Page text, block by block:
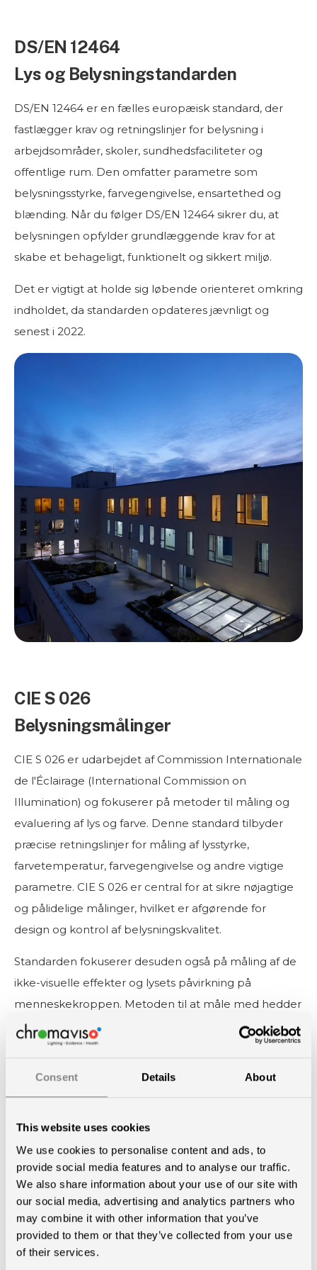
Consent Details About
This website uses cookies
We use cookies to personalise content and ads, to
provide social media features and to analyse our traffic.
We also share information about your use of our site with
our social media, advertising and analytics partners who
may combine it with other information that you’ve
provided to them or that they’ve collected from your use
of their services.
DS/EN 12464
Lys og Belysningstandarden
DS/EN 12464 er en fælles europæisk standard, der
fastlægger krav og retningslinjer for belysning i
arbejdsområder, skoler, sundhedsfaciliteter og
offentlige rum. Den omfatter parametre som
belysningsstyrke, farvegengivelse, ensartethed og
blænding. Når du følger DS/EN 12464 sikrer du, at
belysningen opfylder grundlæggende krav for at
skabe et behageligt, funktionelt og sikkert miljø.
Det er vigtigt at holde sig løbende orienteret omkring
indholdet, da standarden opdateres jævnligt og
senest i 2022.
CIE S 026
Belysningsmålinger
CIE S 026 er udarbejdet af Commission Internationale
de l'Éclairage (International Commission on
Illumination) og fokuserer på metoder til måling og
evaluering af lys og farve. Denne standard tilbyder
præcise retningslinjer for måling af lysstyrke,
farvetemperatur, farvegengivelse og andre vigtige
parametre. CIE S 026 er central for at sikre nøjagtige
og pålidelige målinger, hvilket er afgørende for
design og kontrol af belysningskvalitet.
Standarden fokuserer desuden også på måling af de
ikke-visuelle effekter og lysets påvirkning på
menneskekroppen. Metoden til at måle med hedder
Melanopic EDI – også kendt som M-EDI. EDI står for
Equivalent Daylight Illuminance. Målestokken gør os i
mere om M-EDI her